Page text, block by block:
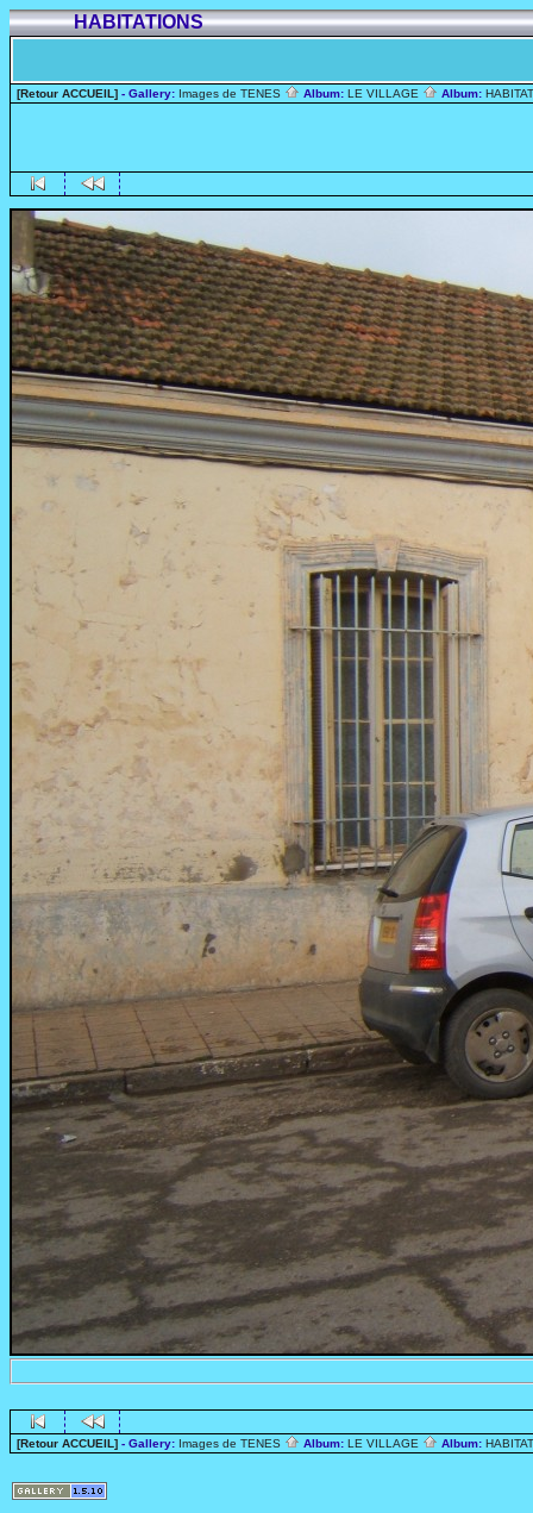
HABITATIONS
[Retour ACCUEIL] - Gallery: Images de TENES Album: LE VILLAGE Album:
[Retour ACCUEIL] - Gallery: Images de TENES Album: LE VILLAGE Album: